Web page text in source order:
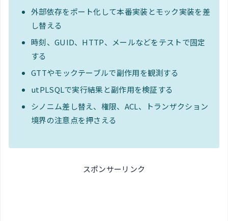
外部依存をポート化して本番実装とモック実装を差
し替える
時刻、GUID、HTTP、メールなどをテストで固定
する
GTTやモックテーブルで副作用を観測する
utPLSQLで実行結果と副作用を検証する
シノニム差し替え、権限、ACL、トランザクション
境界の注意点を押さえる
スポンサーリンク